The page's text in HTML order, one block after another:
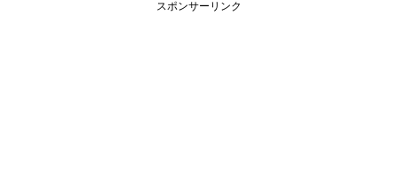
スポンサーリンク